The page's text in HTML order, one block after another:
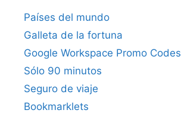
Países del mundo
Galleta de la fortuna
Google Workspace Promo Codes
Sólo 90 minutos
Seguro de viaje
Bookmarklets